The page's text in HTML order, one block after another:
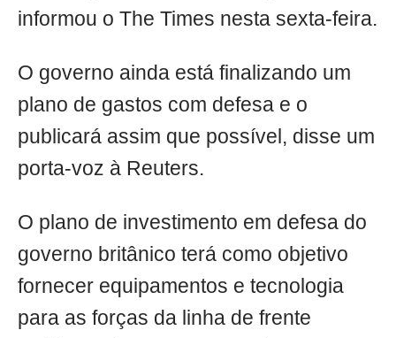
informou o The Times nesta sexta-feira.
O governo ainda está finalizando um
plano de gastos com defesa e o
publicará assim que possível, disse um
porta-voz à Reuters.
O plano de investimento em defesa do
governo britânico terá como objetivo
fornecer equipamentos e tecnologia
para as forças da linha de frente